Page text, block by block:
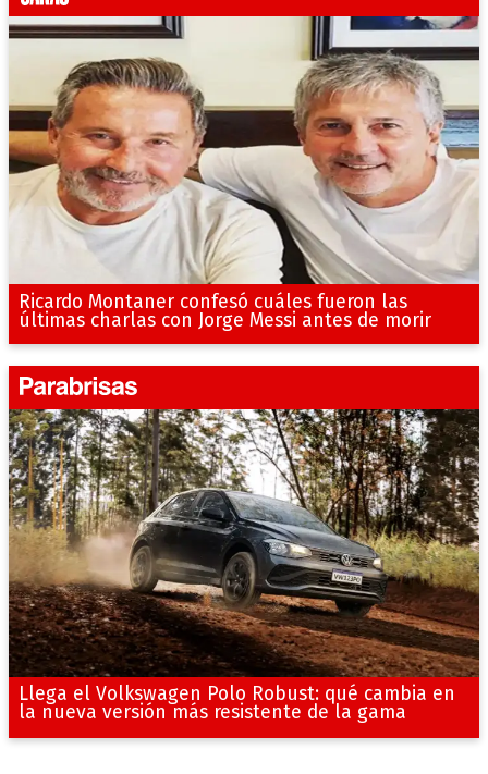
Ricardo Montaner confesó cuáles fueron las
últimas charlas con Jorge Messi antes de morir
Llega el Volkswagen Polo Robust: qué cambia en
la nueva versión más resistente de la gama